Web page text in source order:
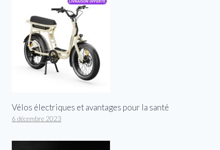
Vélos électriques et avantages pour la santé
6 décembre 2023